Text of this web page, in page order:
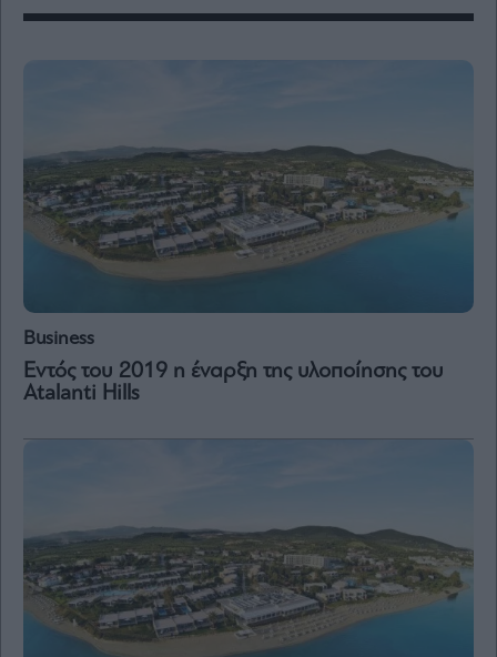
Les
Bons
Vivants
Life
&
Style
Υγεία
&
Art
Watches
Yachts
Table
Business
Εντός του 2019 η έναρξη της υλοποίησης του
Atalanti Hills